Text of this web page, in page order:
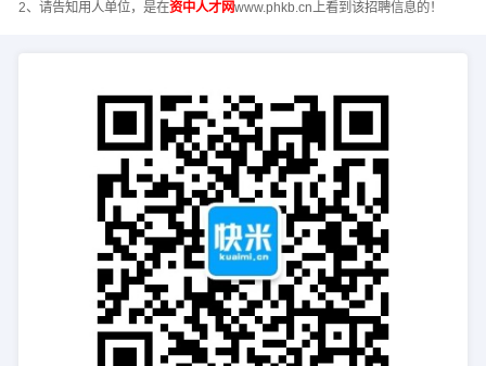
2、请告知用人单位，是在资中人才网www.phkb.cn上看到该招聘信息的！